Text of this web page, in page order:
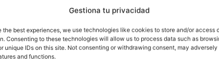
Gestiona tu privacidad
the best experiences, we use technologies like cookies to store and/or access
Consenting to these technologies will allow us to process data such as
unique IDs on this site. Not consenting or withdrawing consent, may
and functions.
fase de desarrollo/fabricación y ha pasado por